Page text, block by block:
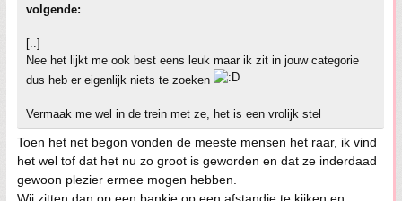
volgende:
[..]
Nee het lijkt me ook best eens leuk maar ik zit in jouw categorie
dus heb er eigenlijk niets te zoeken
Vermaak me wel in de trein met ze, het is een vrolijk stel
Toen het net begon vonden de meeste mensen het raar, ik vind
het wel tof dat het nu zo groot is geworden en dat ze inderdaad
gewoon plezier ermee mogen hebben.